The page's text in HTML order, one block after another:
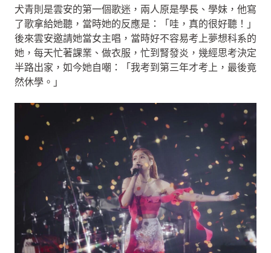
犬青則是雲安的第一個歌迷，兩人原是學長、學妹，他寫
了歌拿給她聽，當時她的反應是：「哇，真的很好聽！」
後來雲安邀請她當女主唱，當時好不容易考上夢想科系的
她，每天忙著課業、做衣服，忙到腎發炎，幾經思考決定
半路出家，如今她自嘲：「我考到第三年才考上，最後竟
然休學。」